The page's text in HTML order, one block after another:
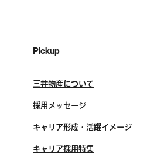
Pickup
三井物産について
採用メッセージ
キャリア形成・活躍イメージ
キャリア採用特集